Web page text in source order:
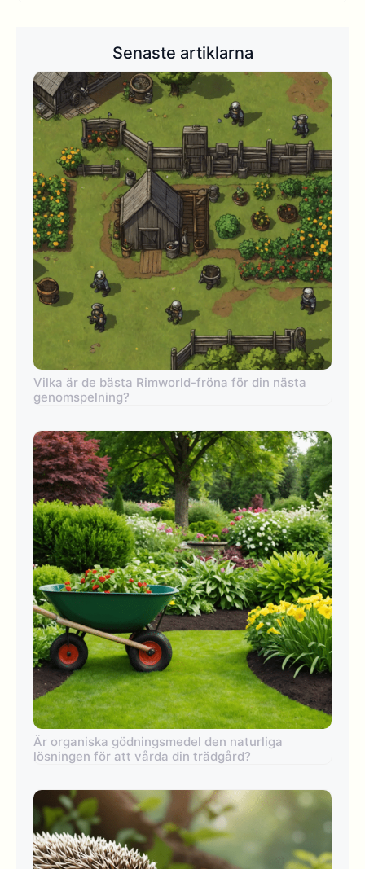
Senaste artiklarna
Vilka är de bästa Rimworld-fröna för din nästa
genomspelning?
Är organiska gödningsmedel den naturliga
lösningen för att vårda din trädgård?